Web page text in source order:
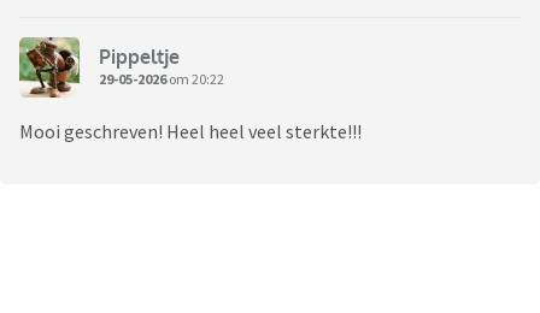
Pippeltje
29-05-2026om 20:22
Mooi geschreven! Heel heel veel sterkte!!!